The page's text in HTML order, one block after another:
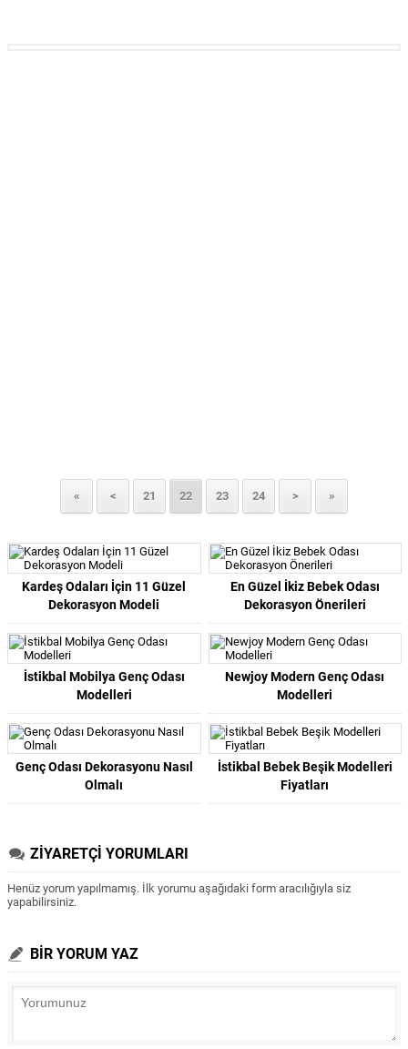
« < 21 22 23 24 > »
Kardeş Odaları İçin 11 Güzel
Dekorasyon Modeli
En Güzel İkiz Bebek Odası
Dekorasyon Önerileri
İstikbal Mobilya Genç Odası
Modelleri
Newjoy Modern Genç Odası
Modelleri
Genç Odası Dekorasyonu Nasıl
Olmalı
İstikbal Bebek Beşik Modelleri
Fiyatları
ZİYARETÇİ YORUMLARI
Henüz yorum yapılmamış. İlk yorumu aşağıdaki form aracılığıyla siz
yapabilirsiniz.
BİR YORUM YAZ